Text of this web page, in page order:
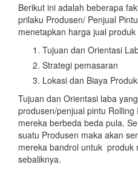
Berikut ini adalah beberapa
prilaku Produsen/ Penjual
menetapkan harga jual
Tujuan dan Orientasi
Strategi pemasaran
Lokasi dan Biaya
Tujuan dan Orientasi laba
produsen/penjual pintu
mereka berbeda beda pula.
suatu Produsen maka akan
mereka bandrol untuk produk
sebaliknya.